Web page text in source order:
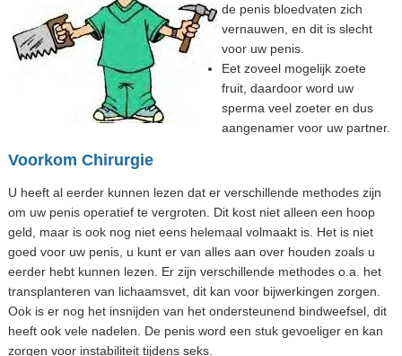
de penis bloedvaten zich
vernauwen, en dit is slecht
voor uw penis.
Eet zoveel mogelijk zoete
fruit, daardoor word uw
sperma veel zoeter en dus
aangenamer voor uw partner.
Voorkom Chirurgie
U heeft al eerder kunnen lezen dat er verschillende methodes zijn
om uw penis operatief te vergroten. Dit kost niet alleen een hoop
geld, maar is ook nog niet eens helemaal volmaakt is. Het is niet
goed voor uw penis, u kunt er van alles aan over houden zoals u
eerder hebt kunnen lezen. Er zijn verschillende methodes o.a. het
transplanteren van lichaamsvet, dit kan voor bijwerkingen zorgen.
Ook is er nog het insnijden van het ondersteunend bindweefsel, dit
heeft ook vele nadelen. De penis word een stuk gevoeliger en kan
zorgen voor instabiliteit tijdens seks.